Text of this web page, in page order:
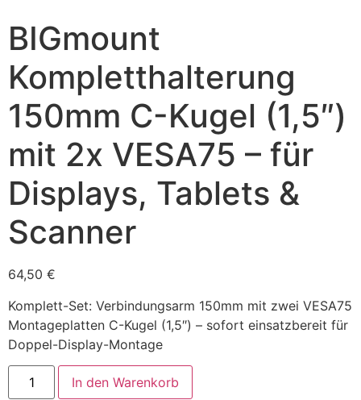
BIGmount
Kompletthalterung
150mm C-Kugel (1,5″)
mit 2x VESA75 – für
Displays, Tablets &
Scanner
64,50 €
Komplett-Set: Verbindungsarm 150mm mit zwei VESA75
Montageplatten C-Kugel (1,5″) – sofort einsatzbereit für
Doppel-Display-Montage
In den Warenkorb